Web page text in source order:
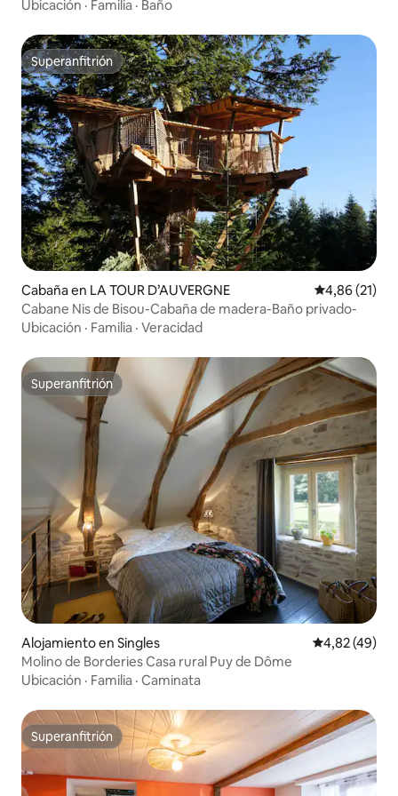
Ubicación · Familia · Baño
Superanfitrión
Superanfitrión
Cabaña en LA TOUR D’AUVERGNE Calificación
4,86 (21)
Cabane Nis de Bisou-Cabaña de madera-Baño privado-
Ubicación · Familia · Veracidad
Superanfitrión
Superanfitrión
Alojamiento en Singles Calificación
4,82 (49)
Molino de Borderies Casa rural Puy de Dôme
Ubicación · Familia · Caminata
Superanfitrión
Superanfitrión